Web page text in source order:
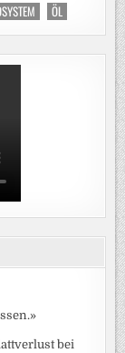
ÖL
bei